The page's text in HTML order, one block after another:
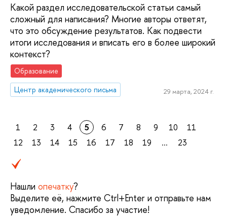
Какой раздел исследовательской статьи самый
сложный для написания? Многие авторы ответят,
что это обсуждение результатов. Как подвести
итоги исследования и вписать его в более широкий
контекст?
Образование
Центр академического письма
29 марта, 2024 г.
1 2 3 4 5 6 7 8 9 10
11
12
13 14 15 16 17 18 19 ... 23
Нашли опечатку?
Выделите её, нажмите Ctrl+Enter и отправьте нам
уведомление. Спасибо за участие!